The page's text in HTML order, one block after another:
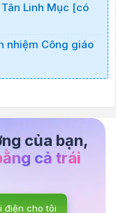
Linh Mục [có
nhiệm Công giáo
của bạn,
cả trái
điện cho tôi